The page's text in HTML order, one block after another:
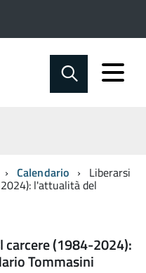
Calendario Liberarsi
l'attualità del
carcere (1984-2024):
Tommasini